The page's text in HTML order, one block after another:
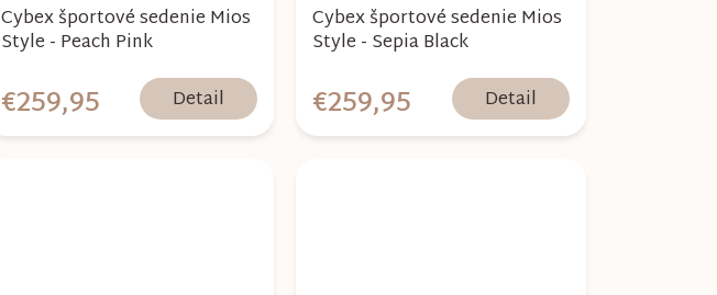
Cybex športové sedenie Mios
Style - Peach Pink
€259,95 Detail
Cybex športové sedenie Mios
Style - Sepia Black
€259,95 Detail